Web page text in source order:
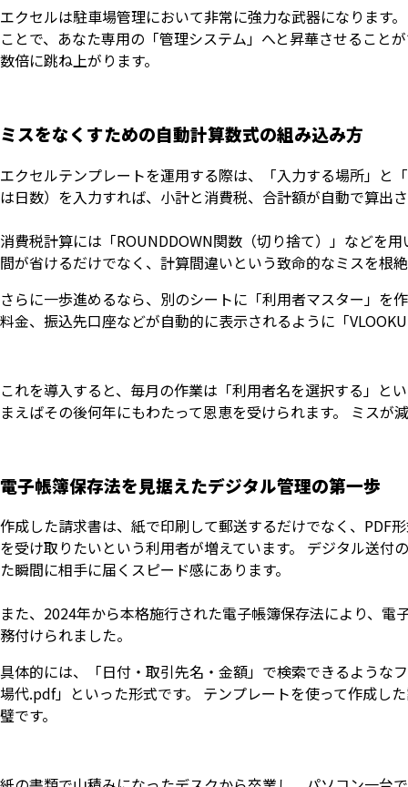
エクセルは駐車場管理において非常に強力な武器になります
ことで、あなた専用の「管理システム」へと昇華させること
数倍に跳ね上がります。
ミスをなくすための自動計算数式の組み込み方
エクセルテンプレートを運用する際は、「入力する場所」と
は日数）を入力すれば、小計と消費税、合計額が自動で算出
消費税計算には「ROUNDDOWN関数（切り捨て）」などを
間が省けるだけでなく、計算間違いという致命的なミスを根
さらに一歩進めるなら、別のシートに「利用者マスター」を
料金、振込先口座などが自動的に表示されるように「
これを導入すると、毎月の作業は「利用者名を選択する」と
まえばその後何年にもわたって恩恵を受けられます。 ミス
電子帳簿保存法を見据えたデジタル管理の第一歩
作成した請求書は、紙で印刷して郵送するだけでなく、PDF
を受け取りたいという利用者が増えています。 デジタル送
た瞬間に相手に届くスピード感にあります。
また、2024年から本格施行された電子帳簿保存法により、
務付けられました。
具体的には、「日付・取引先名・金額」で検索できるような
場代.pdf」といった形式です。 テンプレートを使って作成し
璧です。